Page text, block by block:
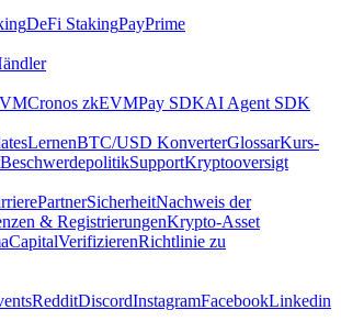
DeFi StakingPayPrime
Cronos zkEVMPay SDKAI Agent SDK
LernenBTC/USD KonverterGlossarKurs-
BeschwerdepolitikSupportKryptooversigt
PartnerSicherheitNachweis der
& RegistrierungenKrypto-Asset
CapitalVerifizierenRichtlinie zu
RedditDiscordInstagramFacebookLinkedin